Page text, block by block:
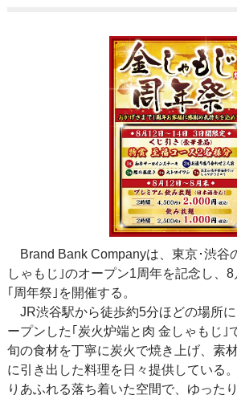
Brand Bank Companyは、東京･渋谷
しゃもじ｣のオープン1周年を記念し、
｢周年祭｣を開催する。
JR渋谷駅から徒歩約5分ほどの場所
ープンした｢炭火炉端と肉 金しゃもじ｣
旬の食材を丁寧に炭火で焼き上げ、素
に引き出した料理を日々提供している
りあふれる落ち着いた空間で、ゆった